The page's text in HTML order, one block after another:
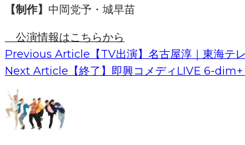
【制作】 中岡党予・城早苗
公演情報はこちらから
Previous Article 【TV出演】名古屋淳｜東海テ
Next Article 【終了】即興コメディLIVE 6-